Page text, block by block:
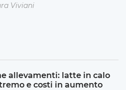
Viviani
allevamenti: latte in calo
e costi in aumento